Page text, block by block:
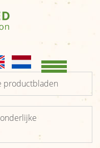
en
Productbladen
productbladen